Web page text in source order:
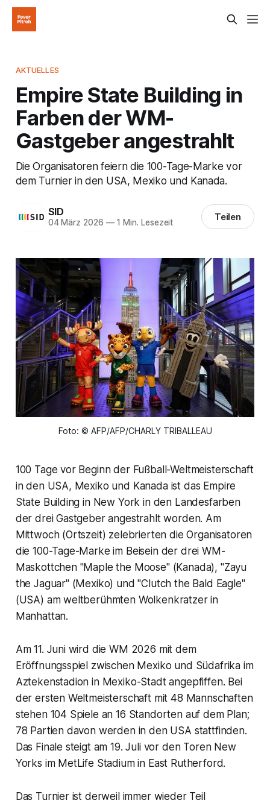
AKTUELLES
Empire State Building in
Farben der WM-
Gastgeber angestrahlt
Die Organisatoren feiern die 100-Tage-Marke vor
dem Turnier in den USA, Mexiko und Kanada.
SID
04 März 2026 —1 Min. Lesezeit Teilen
Foto: © AFP/AFP/CHARLY TRIBALLEAU
100 Tage vor Beginn der Fußball-Weltmeisterschaft
in den USA, Mexiko und Kanada ist das Empire
State Building in New York in den Landesfarben
der drei Gastgeber angestrahlt worden. Am
Mittwoch (Ortszeit) zelebrierten die Organisatoren
die 100-Tage-Marke im Beisein der drei WM-
Maskottchen "Maple the Moose" (Kanada), "Zayu
the Jaguar" (Mexiko) und "Clutch the Bald Eagle"
(USA) am weltberühmten Wolkenkratzer in
Manhattan.
Am 11. Juni wird die WM 2026 mit dem
Eröffnungsspiel zwischen Mexiko und Südafrika im
Aztekenstadion in Mexiko-Stadt angepfiffen. Bei
der ersten Weltmeisterschaft mit 48 Mannschaften
stehen 104 Spiele an 16 Standorten auf dem Plan;
78 Partien davon werden in den USA stattfinden.
Das Finale steigt am 19. Juli vor den Toren New
Yorks im MetLife Stadium in East Rutherford.
Das Turnier ist derweil immer wieder Teil